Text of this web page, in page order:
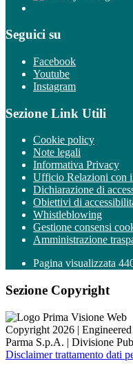
Seguici su
Facebook
Youtube
Instagram
Sezione Link Utili
Cookie policy
Note legali
Informativa Privacy
Ufficio Relazioni con
Dichiarazione di
Obiettivi di
Whistleblowing
Gestione consensi
Amministrazione
Pagina visualizzata
Sezione Copyright
Copyright 2026 |
Parma S.p.A. | Divisione
Disclaimer trattamento dati